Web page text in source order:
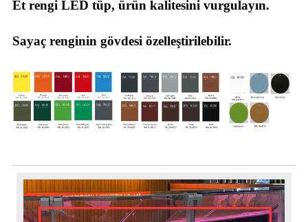
Et rengi LED tüp, ürün kalitesini vurgulayın.
Sayaç renginin gövdesi özelleştirilebilir.